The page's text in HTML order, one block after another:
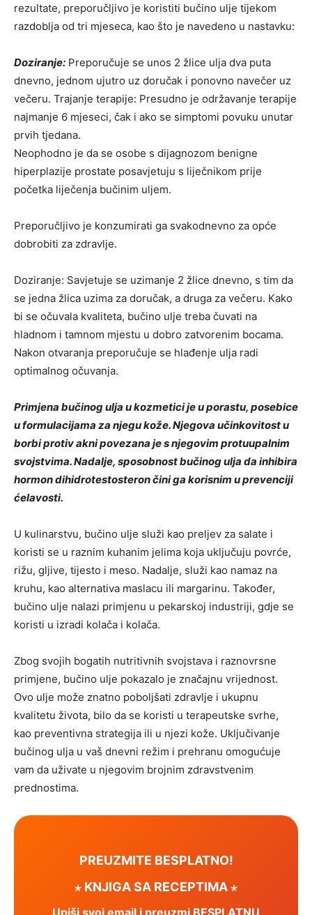
rezultate, preporučljivo je koristiti bučino ulje tijekom
razdoblja od tri mjeseca, kao što je navedeno u nastavku:
Doziranje: Preporučuje se unos 2 žlice ulja dva puta
dnevno, jednom ujutro uz doručak i ponovno navečer uz
večeru. Trajanje terapije: Presudno je održavanje terapije
najmanje 6 mjeseci, čak i ako se simptomi povuku unutar
prvih tjedana.
Neophodno je da se osobe s dijagnozom benigne
hiperplazije prostate posavjetuju s liječnikom prije
početka liječenja bučinim uljem.
Preporučljivo je konzumirati ga svakodnevno za opće
dobrobiti za zdravlje.
Doziranje: Savjetuje se uzimanje 2 žlice dnevno, s tim da
se jedna žlica uzima za doručak, a druga za večeru. Kako
bi se očuvala kvaliteta, bučino ulje treba čuvati na
hladnom i tamnom mjestu u dobro zatvorenim bocama.
Nakon otvaranja preporučuje se hlađenje ulja radi
optimalnog očuvanja.
Primjena bučinog ulja u kozmetici je u porastu, posebice
u formulacijama za njegu kože. Njegova učinkovitost u
borbi protiv akni povezana je s njegovim protuupalnim
svojstvima. Nadalje, sposobnost bučinog ulja da inhibira
hormon dihidrotestosteron čini ga korisnim u prevenciji
ćelavosti.
U kulinarstvu, bučino ulje služi kao preljev za salate i
koristi se u raznim kuhanim jelima koja uključuju povrće,
rižu, gljive, tijesto i meso. Nadalje, služi kao namaz na
kruhu, kao alternativa maslacu ili margarinu. Također,
bučino ulje nalazi primjenu u pekarskoj industriji, gdje se
koristi u izradi kolača i kolača.
Zbog svojih bogatih nutritivnih svojstava i raznovrsne
primjene, bučino ulje pokazalo je značajnu vrijednost.
Ovo ulje može znatno poboljšati zdravlje i ukupnu
kvalitetu života, bilo da se koristi u terapeutske svrhe,
kao preventivna strategija ili u njezi kože. Uključivanje
bučinog ulja u vaš dnevni režim i prehranu omogućuje
vam da uživate u njegovim brojnim zdravstvenim
prednostima.
PREUZMITE BESPLATNO!
⋆ KNJIGA SA RECEPTIMA ⋆
Upiši svoj email i preuzmi BESPLATNU